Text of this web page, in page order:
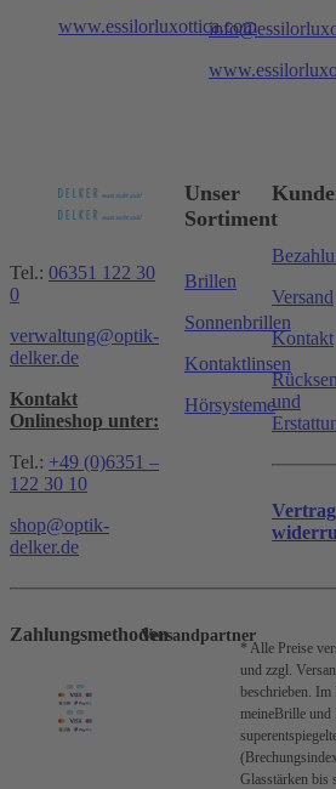
www.essilorluxottica.com
Tel.: 06351 122 30
0
verwaltung@optik-
delker.de
Kontakt
Onlineshop unter:
Tel.: +49 (0)6351 –
122 30 10
shop@optik-
delker.de
Unser
Sortiment
Brillen
Sonnenbrillen
Kontaktlinsen
Hörsysteme
Versand
Kontakt
und
Vertrag
ZahlungsmethodenVersandpartner
* Alle Preise
und zzgl.
beschrieben.
meineBrille
Glasstärken bis